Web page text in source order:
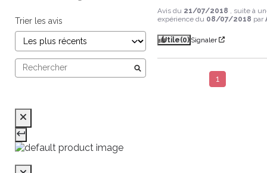
Trier les avis
Avis du 21/07/2018 , suite à
expérience du 08/07/2018 par
Utile(0) Signaler
1